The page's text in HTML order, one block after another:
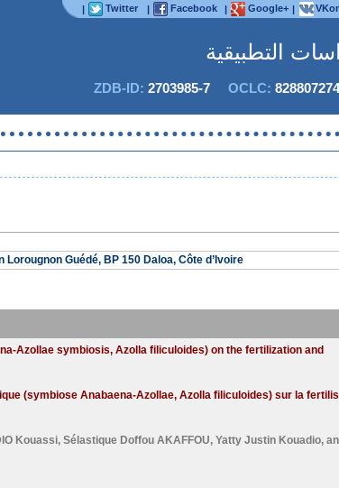
| Twitter | Facebook | Google+ |
التطبيقية
ZDB-ID: 2703985-7 OCLC: 828807274
Guédé, BP 150 Daloa, Côte d’Ivoire
Azollae symbiosis, Azolla filiculoides) on the fertilization and
(symbiose Anabaena-Azollae, Azolla filiculoides) sur la
Kouassi, Sélastique Doffou AKAFFOU, Yatty Justin Kouadio,